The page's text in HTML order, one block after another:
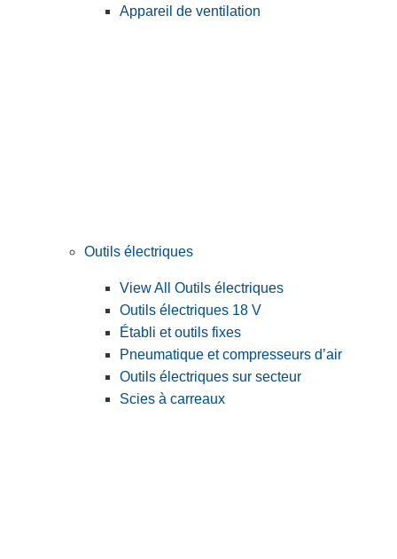
Appareil de ventilation
Outils électriques
View All Outils électriques
Outils électriques 18 V
Établi et outils fixes
Pneumatique et compresseurs d’air
Outils électriques sur secteur
Scies à carreaux